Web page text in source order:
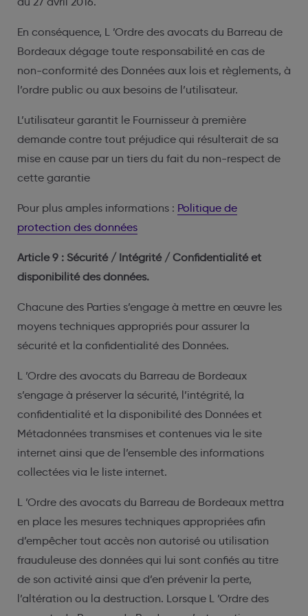
En conséquence, L ’Ordre des avocats du Barreau de
Bordeaux dégage toute responsabilité en cas de
non-conformité des Données aux lois et règlements, à
l’ordre public ou aux besoins de l’utilisateur.
L’utilisateur garantit le Fournisseur à première
demande contre tout préjudice qui résulterait de sa
mise en cause par un tiers du fait du non-respect de
cette garantie
Pour plus amples informations : Politique de
protection des données
Article 9 : Sécurité / Intégrité / Confidentialité et
disponibilité des données.
Chacune des Parties s’engage à mettre en œuvre les
moyens techniques appropriés pour assurer la
sécurité et la confidentialité des Données.
L ’Ordre des avocats du Barreau de Bordeaux
s’engage à préserver la sécurité, l’intégrité, la
confidentialité et la disponibilité des Données et
Métadonnées transmises et contenues via le site
internet ainsi que de l’ensemble des informations
collectées via le liste internet.
L ’Ordre des avocats du Barreau de Bordeaux mettra
en place les mesures techniques appropriées afin
d’empêcher tout accès non autorisé ou utilisation
frauduleuse des données qui lui sont confiés au titre
de son activité ainsi que d’en prévenir la perte,
l’altération ou la destruction. Lorsque L ’Ordre des